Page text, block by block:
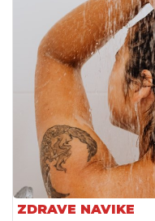
ZDRAVE NAVIKE